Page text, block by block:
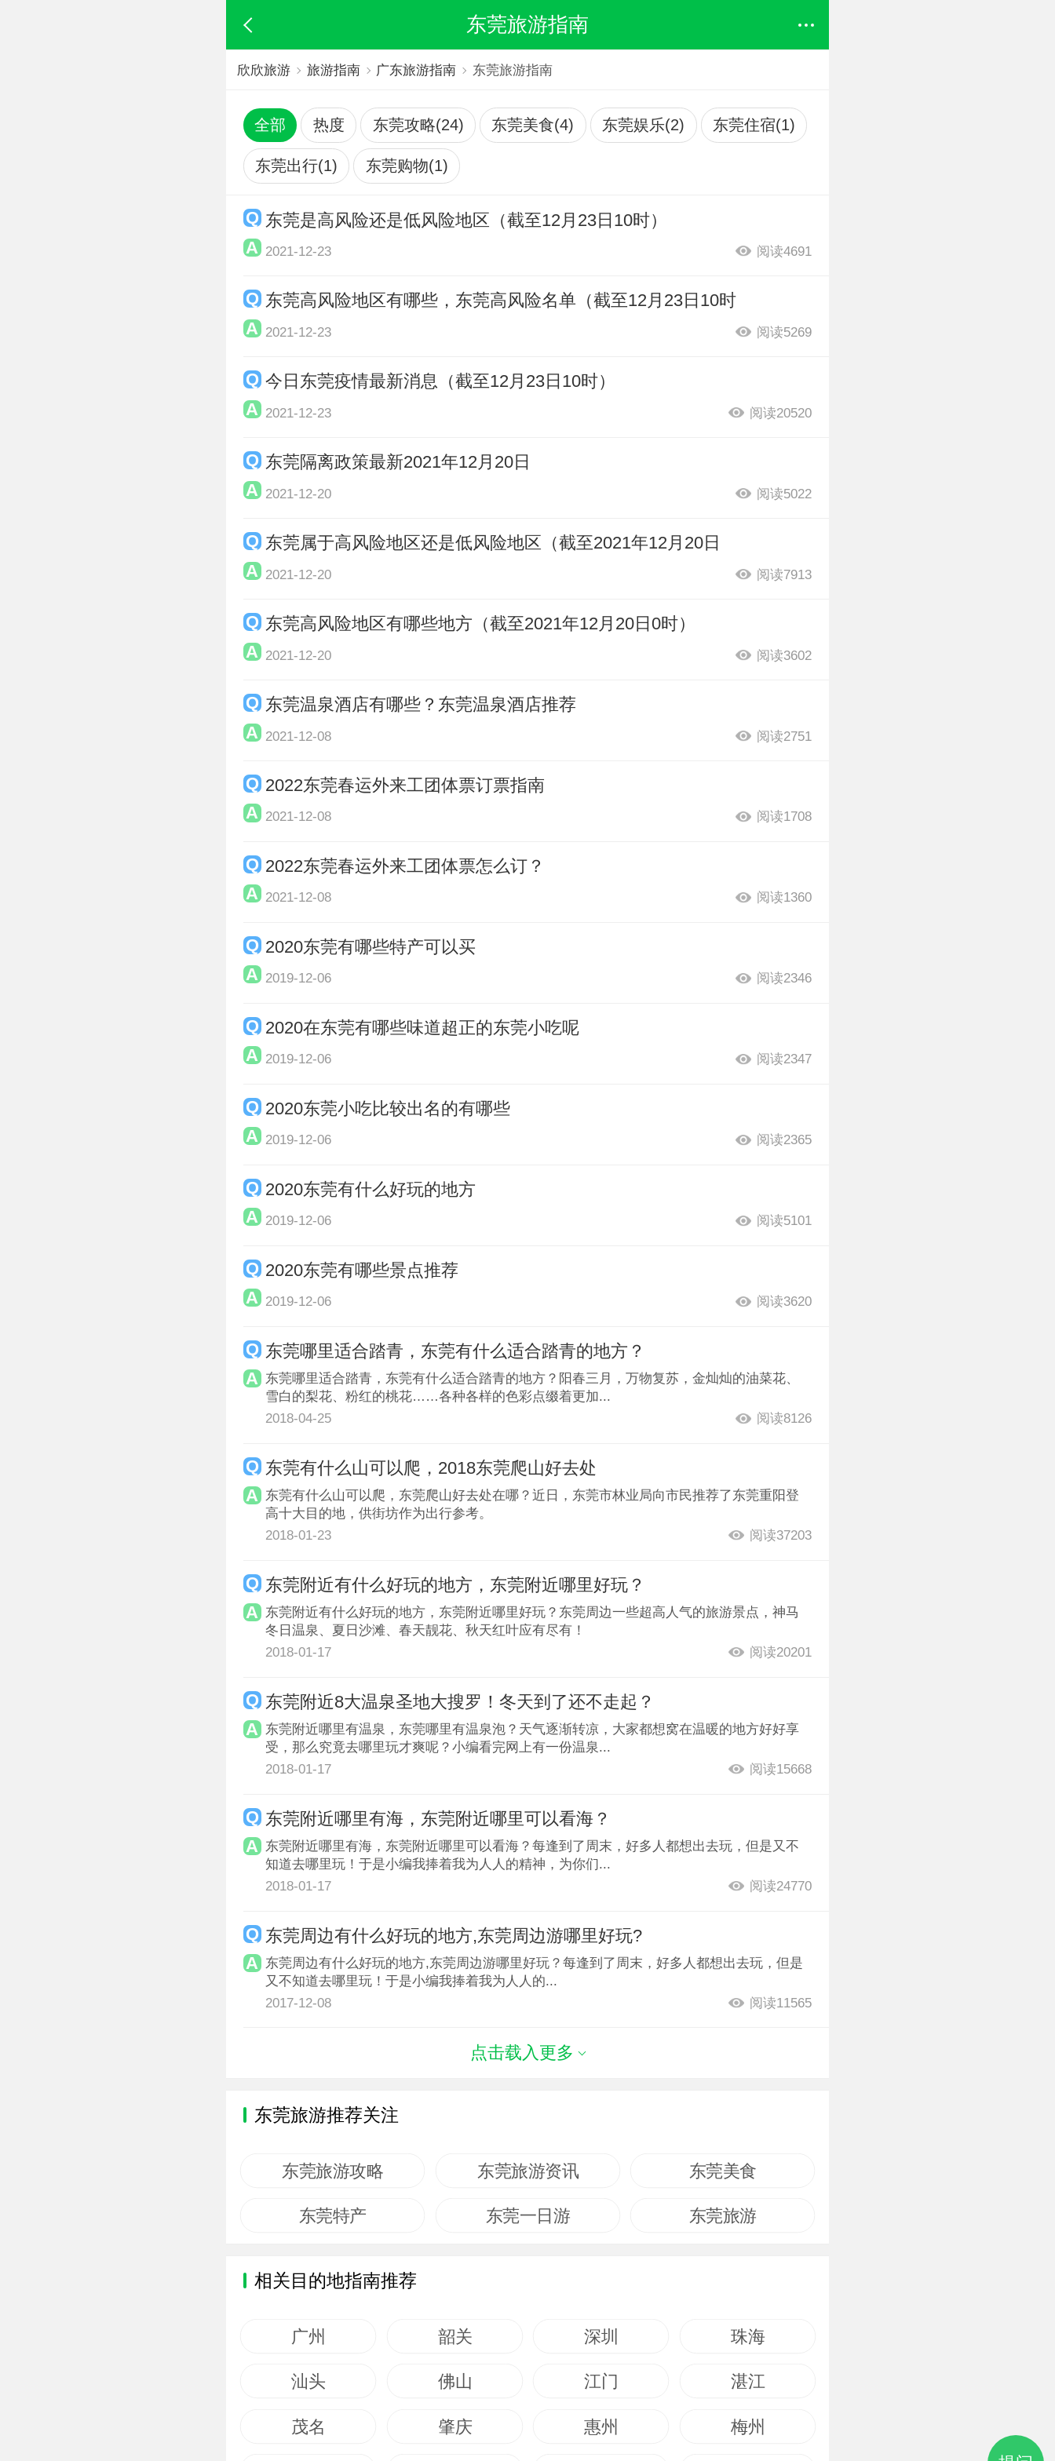
东莞旅游指南
欣欣旅游 旅游指南 广东旅游指南 东莞旅游指南
全部 热度 东莞攻略(24) 东莞美食(4) 东莞娱乐(2) 东莞住宿(1)
东莞出行(1) 东莞购物(1)
东莞是高风险还是低风险地区（截至12月23日10时）
2021-12-23 阅读4691
东莞高风险地区有哪些，东莞高风险名单（截至12月23日10时
2021-12-23 阅读5269
今日东莞疫情最新消息（截至12月23日10时）
2021-12-23 阅读20520
东莞隔离政策最新2021年12月20日
2021-12-20 阅读5022
东莞属于高风险地区还是低风险地区（截至2021年12月20日
2021-12-20 阅读7913
东莞高风险地区有哪些地方（截至2021年12月20日0时）
2021-12-20 阅读3602
东莞温泉酒店有哪些？东莞温泉酒店推荐
2021-12-08 阅读2751
2022东莞春运外来工团体票订票指南
2021-12-08 阅读1708
2022东莞春运外来工团体票怎么订？
2021-12-08 阅读1360
2020东莞有哪些特产可以买
2019-12-06 阅读2346
2020在东莞有哪些味道超正的东莞小吃呢
2019-12-06 阅读2347
2020东莞小吃比较出名的有哪些
2019-12-06 阅读2365
2020东莞有什么好玩的地方
2019-12-06 阅读5101
2020东莞有哪些景点推荐
2019-12-06 阅读3620
东莞哪里适合踏青，东莞有什么适合踏青的地方？
东莞哪里适合踏青，东莞有什么适合踏青的地方？阳春三月，万物复苏，金灿灿的油菜花、
雪白的梨花、粉红的桃花……各种各样的色彩点缀着更加...
2018-04-25
阅读8126
东莞有什么山可以爬，2018东莞爬山好去处
东莞有什么山可以爬，东莞爬山好去处在哪？近日，东莞市林业局向市民推荐了东莞重阳登
高十大目的地，供街坊作为出行参考。
2018-01-23
阅读37203
东莞附近有什么好玩的地方，东莞附近哪里好玩？
东莞附近有什么好玩的地方，东莞附近哪里好玩？东莞周边一些超高人气的旅游景点，神马
冬日温泉、夏日沙滩、春天靓花、秋天红叶应有尽有！
2018-01-17
阅读20201
东莞附近8大温泉圣地大搜罗！冬天到了还不走起？
东莞附近哪里有温泉，东莞哪里有温泉泡？天气逐渐转凉，大家都想窝在温暖的地方好好享
受，那么究竟去哪里玩才爽呢？小编看完网上有一份温泉...
2018-01-17
阅读15668
东莞附近哪里有海，东莞附近哪里可以看海？
东莞附近哪里有海，东莞附近哪里可以看海？每逢到了周末，好多人都想出去玩，但是又不
知道去哪里玩！于是小编我捧着我为人人的精神，为你们...
2018-01-17
阅读24770
东莞周边有什么好玩的地方,东莞周边游哪里好玩?
东莞周边有什么好玩的地方,东莞周边游哪里好玩？​每逢到了周末，好多人都想出去玩，但是
又不知道去哪里玩！于是小编我捧着我为人人的...
2017-12-08
阅读11565
点击载入更多
东莞旅游推荐关注
东莞旅游攻略 东莞旅游资讯 东莞美食
东莞特产 东莞一日游 东莞旅游
相关目的地指南推荐
广州 韶关 深圳 珠海
汕头 佛山 江门 湛江
茂名 肇庆 惠州 梅州